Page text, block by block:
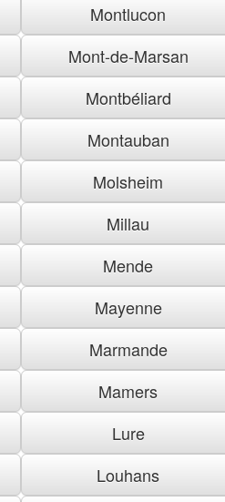
Montlucon
Mont-de-Marsan
Montbéliard
Montauban
Molsheim
Millau
Mende
Mayenne
Marmande
Mamers
Lure
Louhans